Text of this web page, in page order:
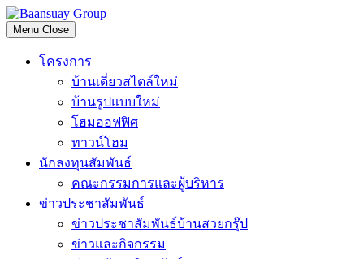
Skip
to
content
Menu Close
โครงการ
บ้านเดี่ยวสไตล์ใหม่
บ้านรูปแบบใหม่
โฮมออฟฟิศ
ทาวน์โฮม
นักลงทุนสัมพันธ์
คณะกรรมการและผู้บริหาร
ข่าวประชาสัมพันธ์
ข่าวประชาสัมพันธ์บ้านสวยกรุ๊ป
ข่าวและกิจกรรม